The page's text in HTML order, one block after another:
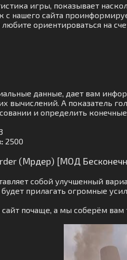
игры, показывает
с нашего сайта
ориентироваться на
данные, дает вам
вычислений. А показатель
и определить
2500
(Мрдер) [МОД
собой улучшенный
прилагать огромные
почаще, а мы соберём